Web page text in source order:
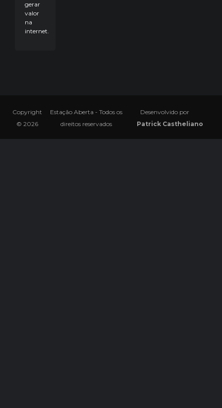
gerar
valor
na
internet.
Copyright
© 2026
Estação Aberta - Todos os
direitos reservados
Desenvolvido por
Patrick Castheliano